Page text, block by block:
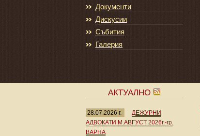
Документи
Дискусии
Събития
Галерия
АКТУАЛНО
28.07.2026 г.
ДЕЖУРНИ
АДВОКАТИ М.АВГУСТ 2026г.-гр.
ВАРНА